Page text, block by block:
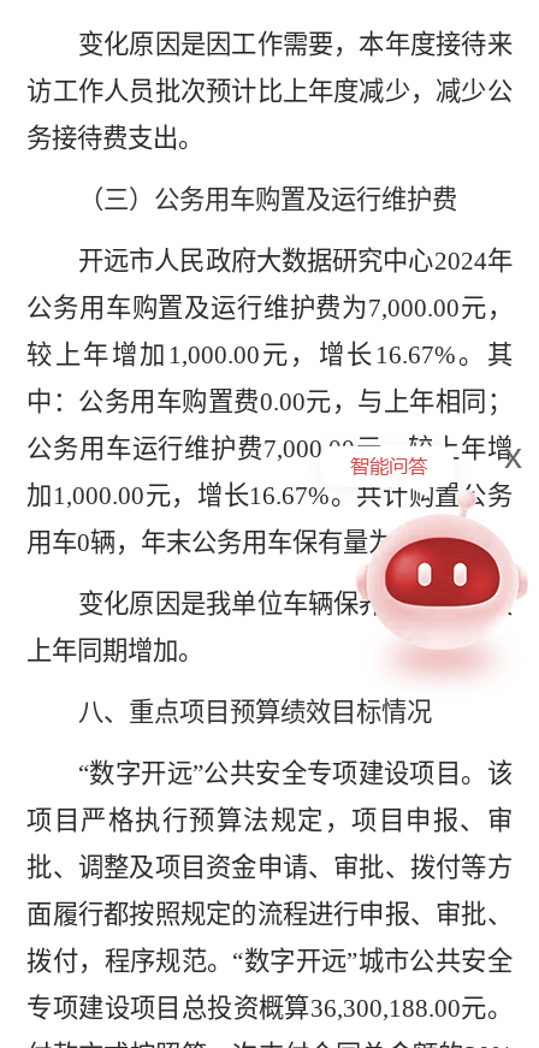
变化原因是因工作需要，本年度接待来
访工作人员批次预计比上年度减少，减少公
务接待费支出。
（三） 公务用车购置及运行维护费
开远市人民政府大数据研究中心2024年
公务用车购置及运行维护费为7,000.00元，
较上年增加 1,000.00元，增长 16.67%。其
中：公务用车购置费0.00元，与上年相同；
公务用车运行维护费7,000.00元，较上年增
加1,000.00元，增长16.67%。共计购置公务
用车0辆，年末公务用车保有量为1辆。
变化原因是我单位车辆保养、维护费较
上年同期增加。
八、重点项目预算绩效目标情况
“数字开远”公共安全专项建设项目。该
项目严格执行预算法规定，项目申报、审
批、调整及项目资金申请、审批、拨付等方
面履行都按照规定的流程进行申报、审批、
拨付，程序规范。 “数字开远”城市公共安全
专项建设项目总投资概算36,300,188.00元。
x